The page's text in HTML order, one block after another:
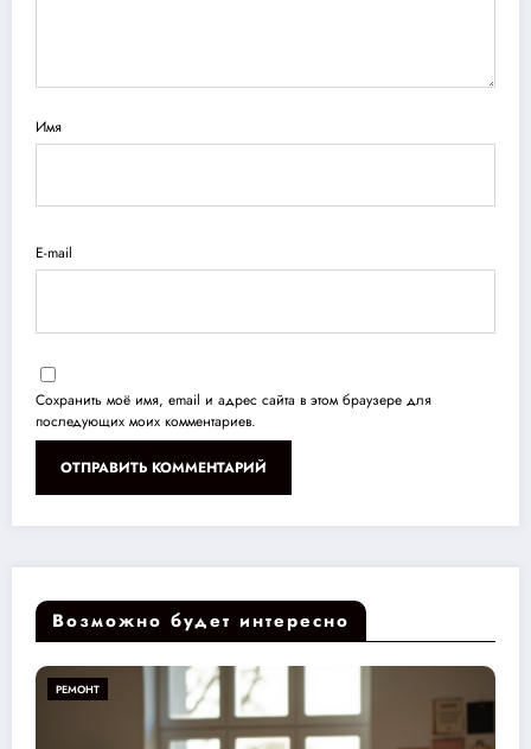
Имя
E-mail
Сохранить моё имя, email и адрес сайта в этом браузере для
последующих моих комментариев.
Возможно будет интересно